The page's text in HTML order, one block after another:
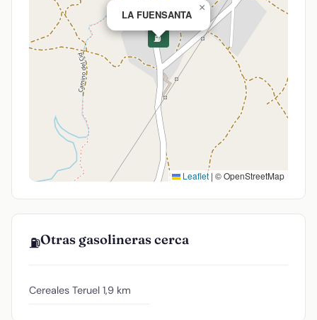
⛽
LA FUENSANTA
×
Leaflet | © OpenStreetMap
⛽Otras gasolineras cerca
Cereales Teruel 1,9 km